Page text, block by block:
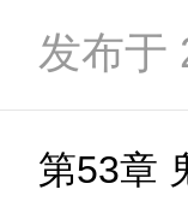
发布于
第53章